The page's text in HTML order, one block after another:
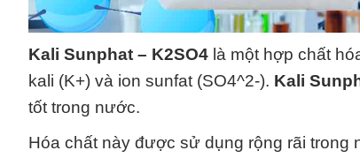
Kali Sunphat – K2SO4 là một hợp chất
kali (K+) và ion sunfat (SO4^2-). Kali
tốt trong nước.
Hóa chất này được sử dụng rộng rãi